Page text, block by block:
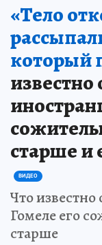
«Тело
который
старше и
ВИДЕО
Что
Гомеле его
старше